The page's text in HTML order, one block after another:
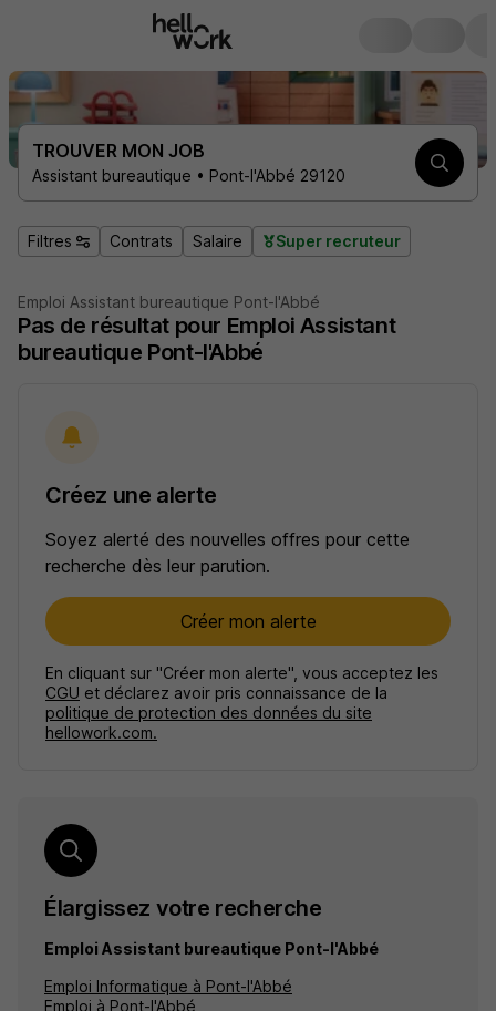
TROUVER MON JOB
Assistant bureautique • Pont-l'Abbé 29120
Filtres Contrats Salaire Super recruteur
Emploi Assistant bureautique Pont-l'Abbé
Pas de résultat pour Emploi Assistant
bureautique Pont-l'Abbé
Créez une alerte
Soyez alerté des nouvelles offres pour cette
recherche dès leur parution.
Créer mon alerte
En cliquant sur "Créer mon alerte", vous acceptez les
CGU et déclarez avoir pris connaissance de la
politique de protection des données du site
hellowork.com.
Élargissez votre recherche
Emploi Assistant bureautique Pont-l'Abbé
Emploi Informatique à Pont-l'Abbé
Emploi à Pont-l'Abbé